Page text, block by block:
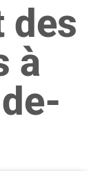
des
à